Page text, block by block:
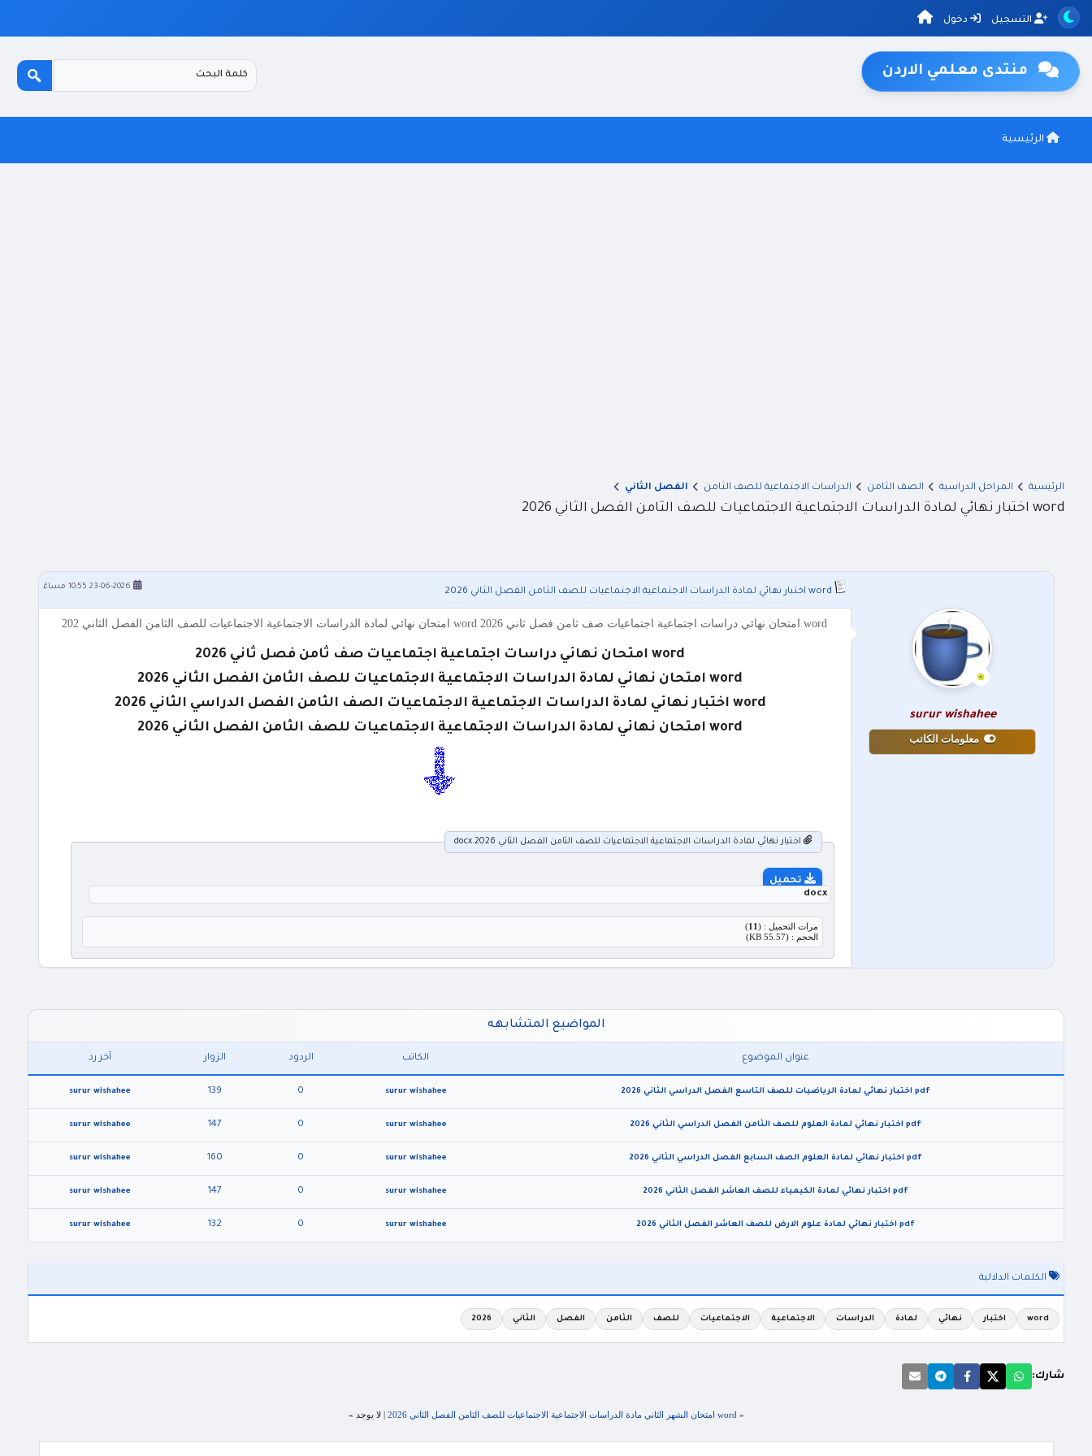
التسجيل دخول
منتدى معلمي الاردن
الرئيسية
الرئيسية المراحل الدراسية الصف الثامن الدراسات الاجتماعية للصف الثامن الفصل الثاني
word اختبار نهائي لمادة الدراسات الاجتماعية الاجتماعيات للصف الثامن الفصل الثاني 2026
word اختبار نهائي لمادة الدراسات الاجتماعية الاجتماعيات للصف الثامن الفصل الثاني 2026 23-06-2026 10:55 مساءً
surur wishahee
معلومات الكاتب
word امتحان نهائي دراسات اجتماعية اجتماعيات صف ثامن فصل ثاني 2026 word امتحان نهائي لمادة الدراسات الاجتماعية الاجتماعيات للصف الثامن الفصل الثاني 202
word امتحان نهائي دراسات اجتماعية اجتماعيات صف ثامن فصل ثاني 2026
word امتحان نهائي لمادة الدراسات الاجتماعية الاجتماعيات للصف الثامن الفصل الثاني 2026
word اختبار نهائي لمادة الدراسات الاجتماعية الاجتماعيات الصف الثامن الفصل الدراسي الثاني 2026
word امتحان نهائي لمادة الدراسات الاجتماعية الاجتماعيات للصف الثامن الفصل الثاني 2026
اختبار نهائي لمادة الدراسات الاجتماعية الاجتماعيات للصف الثامن الفصل الثاني 2026.docx
تحميل
docx
مرات التحميل : (11
)
الحجم : (55.57 KB)
المواضيع المتشابهه
عنوان الموضوع الكاتب الردود الزوار آخر رد
pdf اختبار نهائي لمادة الرياضيات للصف التاسع الفصل الدراسي الثاني 2026 surur wishahee
0
139
surur wishahee
pdf اختبار نهائي لمادة العلوم للصف الثامن الفصل الدراسي الثاني 2026 surur wishahee
0
147
surur wishahee
pdf اختبار نهائي لمادة العلوم الصف السابع الفصل الدراسي الثاني 2026 surur wishahee
0
160
surur wishahee
pdf اختبار نهائي لمادة الكيمياء للصف العاشر الفصل الثاني 2026 surur wishahee
0
147
surur wishahee
pdf اختبار نهائي لمادة علوم الارض للصف العاشر الفصل الثاني 2026 surur wishahee
0
132
surur wishahee
الكلمات الدلالية
word اختبار نهائي لمادة الدراسات الاجتماعية الاجتماعيات للصف الثامن الفصل الثاني 2026
شارك:
« word امتحان الشهر الثاني مادة الدراسات الاجتماعية الاجتماعيات للصف الثامن الفصل الثاني 2026 | لا يوجد »